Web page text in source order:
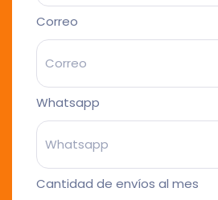
Correo
Whatsapp
Cantidad de envíos al mes